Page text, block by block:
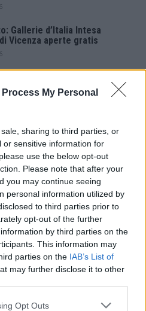
Process My Personal
sharing to third parties, or
or sensitive information for
use the below opt-out
Please note that after your
you may continue seeing
personal information utilized by
to third parties prior to
opt-out of the further
by third parties on the
This information may
parties on the IAB’s List of
may further disclose it to other
Opt Outs
Gallerie d’Italia Intesa
Vicenza aperte gratis
premiato come eccellenza
mondo all’International
2026: a Lonigo “Little
del sogno”
il 5 agosto il primo
a Marano Vicentino con Maria
2026 al Bixio di Vicenza:
con libri, poesie e musica